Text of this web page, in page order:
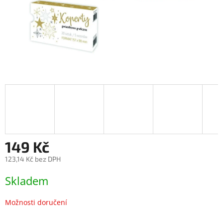
149 Kč
123,14 Kč bez DPH
cena:
Skladem
Možnosti doručení